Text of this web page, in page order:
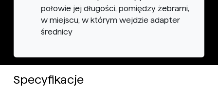
połowie jej długości, pomiędzy żebrami,
w miejscu, w którym wejdzie adapter
średnicy
Specyfikacje